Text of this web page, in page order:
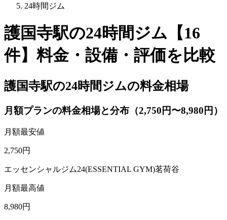
24時間ジム
護国寺駅の24時間ジム【16
件】料金・設備・評価を比較
護国寺駅の24時間ジムの料金相場
月額プランの料金相場と分布（2,750円〜8,980円）
月額最安値
2,750円
エッセンシャルジム24(ESSENTIAL GYM)茗荷谷
月額最高値
8,980円